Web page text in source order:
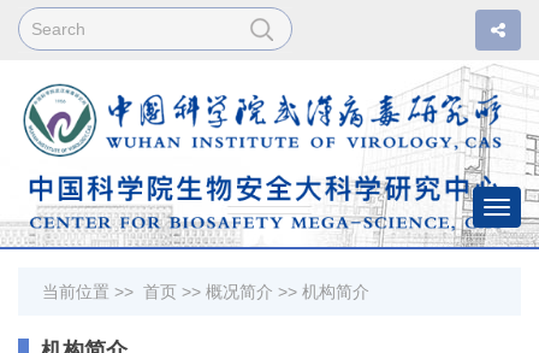
当前位置 >> 首页 >> 概况简介 >> 机构简介